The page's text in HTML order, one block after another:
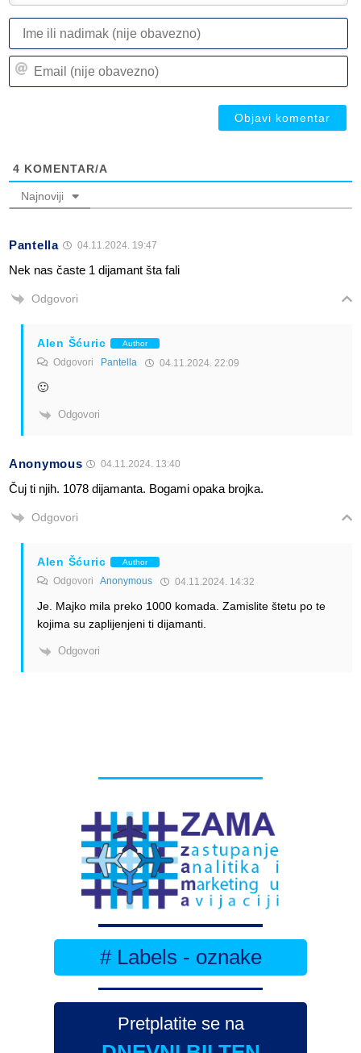
4 KOMENTAR/A
Najnoviji
Pantella 04.11.2024. 19:47
Nek nas časte 1 dijamant šta fali
Odgovori
Alen Šćuric Author
Odgovori Pantella 04.11.2024. 22:09
🙂
Odgovori
Anonymous 04.11.2024. 13:40
Čuj ti njih. 1078 dijamanta. Bogami opaka brojka.
Odgovori
Alen Šćuric Author
Odgovori Anonymous 04.11.2024. 14:32
Je. Majko mila preko 1000 komada. Zamislite štetu po te
kojima su zaplijenjeni ti dijamanti.
Odgovori
# Labels - oznake
Pretplatite se na